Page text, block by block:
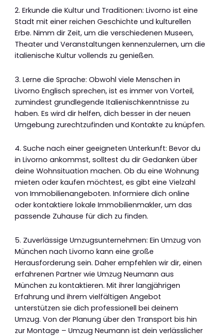
2. Erkunde die Kultur und Traditionen: Livorno ist eine
Stadt mit einer reichen Geschichte und kulturellen
Erbe. Nimm dir Zeit, um die verschiedenen Museen,
Theater und Veranstaltungen kennenzulernen, um die
italienische Kultur vollends zu genießen.
3. Lerne die Sprache: Obwohl viele Menschen in
Livorno Englisch sprechen, ist es immer von Vorteil,
zumindest grundlegende Italienischkenntnisse zu
haben. Es wird dir helfen, dich besser in der neuen
Umgebung zurechtzufinden und Kontakte zu knüpfen.
4. Suche nach einer geeigneten Unterkunft: Bevor du
in Livorno ankommst, solltest du dir Gedanken über
deine Wohnsituation machen. Ob du eine Wohnung
mieten oder kaufen möchtest, es gibt eine Vielzahl
von Immobilienangeboten. Informiere dich online
oder kontaktiere lokale Immobilienmakler, um das
passende Zuhause für dich zu finden.
5. Zuverlässige Umzugsunternehmen: Ein Umzug von
München nach Livorno kann eine große
Herausforderung sein. Daher empfehlen wir dir, einen
erfahrenen Partner wie Umzug Neumann aus
München zu kontaktieren. Mit ihrer langjährigen
Erfahrung und ihrem vielfältigen Angebot
unterstützen sie dich professionell bei deinem
Umzug. Von der Planung über den Transport bis hin
zur Montage – Umzug Neumann ist dein verlässlicher